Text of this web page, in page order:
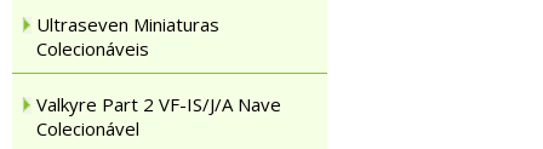
Ultraseven Miniaturas
Colecionáveis
Valkyre Part 2 VF-IS/J/A Nave
Colecionável